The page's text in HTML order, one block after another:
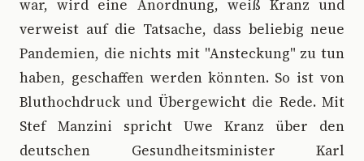
war, wird eine Anordnung, weiß Kranz und
verweist auf die Tatsache, dass beliebig neue
Pandemien, die nichts mit "Ansteckung" zu tun
haben, geschaffen werden könnten. So ist von
Bluthochdruck und Übergewicht die Rede. Mit
Stef Manzini spricht Uwe Kranz über den
deutschen Gesundheitsminister Karl